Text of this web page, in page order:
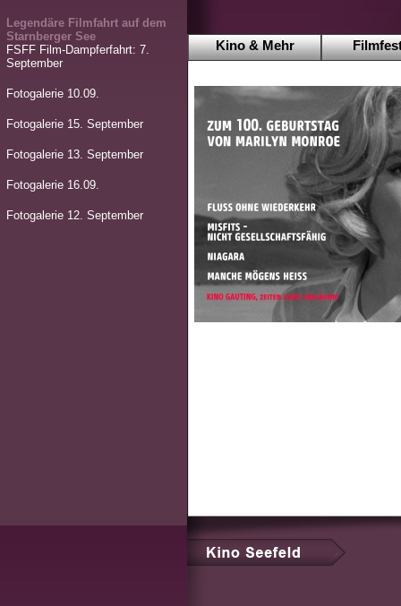
Legendäre Filmfahrt auf dem
Starnberger See
FSFF Film-Dampferfahrt: 7.
September
Fotogalerie 10.09.
Fotogalerie 15. September
Fotogalerie 13. September
Fotogalerie 16.09.
Fotogalerie 12. September
Kino & Mehr